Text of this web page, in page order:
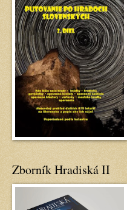
Zborník Hradiská II